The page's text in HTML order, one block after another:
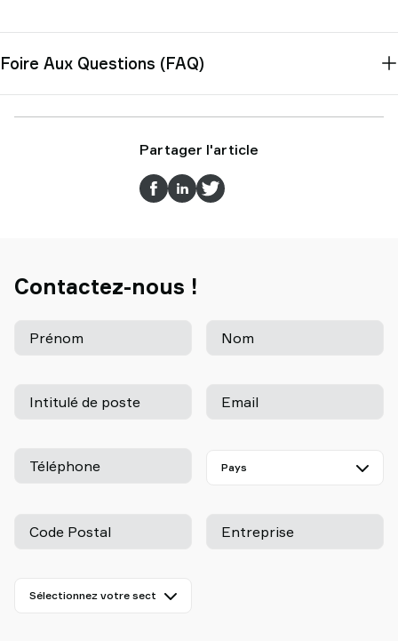
Foire Aux Questions (FAQ)
Partager l'article
Contactez-nous !
Prénom Nom
Intitulé de poste Email
Téléphone
Code Postal Entreprise